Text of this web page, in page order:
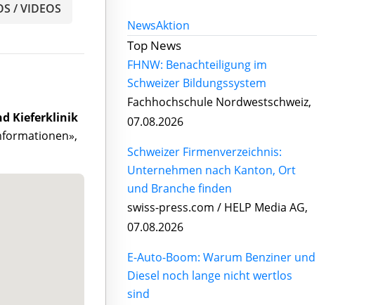
/ VIDEOS
Kieferklinik
NewsAktion
Top News
FHNW: Benachteiligung im
Schweizer Bildungssystem
Fachhochschule Nordwestschweiz,
07.08.2026
Schweizer Firmenverzeichnis:
Unternehmen nach Kanton, Ort
und Branche finden
swiss-press.com / HELP Media AG,
07.08.2026
E-Auto-Boom: Warum Benziner und
Diesel noch lange nicht wertlos
sind